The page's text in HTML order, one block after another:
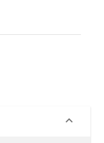
keyboard_arrow_down